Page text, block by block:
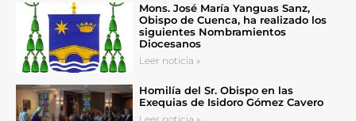
Mons. José María Yanguas Sanz,
Obispo de Cuenca, ha realizado los
siguientes Nombramientos
Diocesanos
Leer noticia »
Homilía del Sr. Obispo en las
Exequias de Isidoro Gómez Cavero